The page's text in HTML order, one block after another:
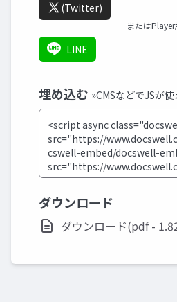
(Twitter)
またはPlayer
LINE
埋め込む »CMSなどでJSが
ダウンロード
ダウンロード(pdf -